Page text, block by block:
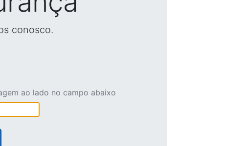
conosco.
ao lado no campo abaixo